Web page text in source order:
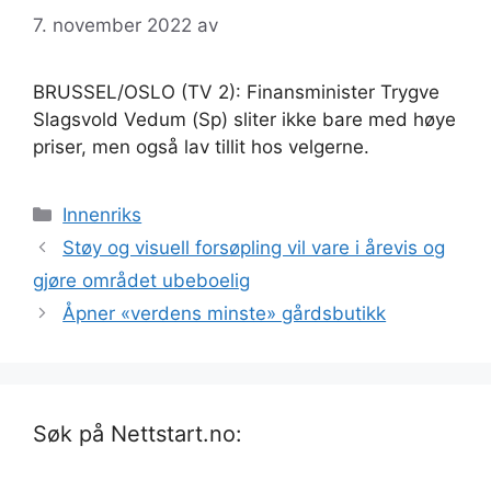
7. november 2022 av
BRUSSEL/OSLO (TV 2): Finansminister Trygve
Slagsvold Vedum (Sp) sliter ikke bare med høye
priser, men også lav tillit hos velgerne.
Kategorier
Innenriks
Støy og visuell forsøpling vil vare i årevis og
gjøre området ubeboelig
Åpner «verdens minste» gårdsbutikk
Søk på Nettstart.no: